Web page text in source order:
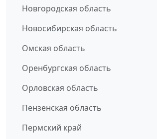
Новгородская область
Новосибирская область
Омская область
Оренбургская область
Орловская область
Пензенская область
Пермский край